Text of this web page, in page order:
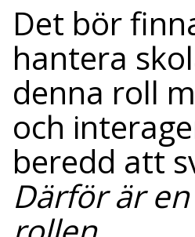
Det bör
hantera
denna roll
och
beredd att
Därför är